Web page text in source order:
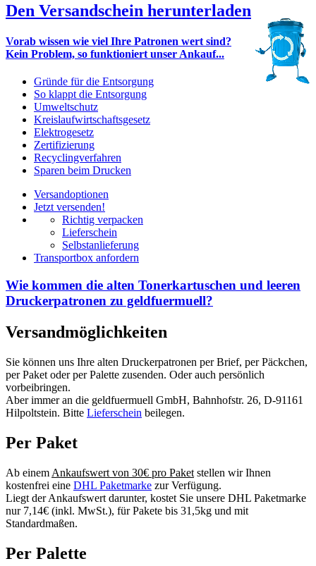
Den Versandschein herunterladen
Vorab wissen wie viel Ihre Patronen wert sind?
Kein Problem, so funktioniert unser Ankauf...
Gründe für die Entsorgung
So klappt die Entsorgung
Umweltschutz
Kreislaufwirtschaftsgesetz
Elektrogesetz
Zertifizierung
Recyclingverfahren
Sparen beim Drucken
Versandoptionen
Jetzt versenden!
Richtig verpacken
Lieferschein
Selbstanlieferung
Transportbox anfordern
Wie kommen die alten Tonerkartuschen und leeren
Druckerpatronen zu geldfuermuell?
Versandmöglichkeiten
Sie können uns Ihre alten Druckerpatronen per Brief, per Päckchen,
per Paket oder per Palette zusenden. Oder auch persönlich
vorbeibringen.
Aber immer an die geldfuermuell GmbH, Bahnhofstr. 26, D-91161
Hilpoltstein. Bitte Lieferschein beilegen.
Per Paket
Ab einem Ankaufswert von 30€ pro Paket stellen wir Ihnen
kostenfrei eine DHL Paketmarke zur Verfügung.
Liegt der Ankaufswert darunter, kostet Sie unsere DHL Paketmarke
nur 7,14€ (inkl. MwSt.), für Pakete bis 31,5kg und mit
Standardmaßen.
Per Palette